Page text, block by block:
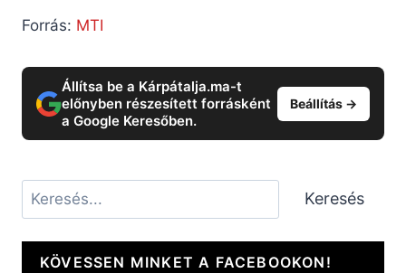
Forrás: MTI
Állítsa be a Kárpátalja.ma-t
előnyben részesített forrásként
a Google Keresőben.
Beállítás →
Keresés Keresés
KÖVESSEN MINKET A FACEBOOKON!